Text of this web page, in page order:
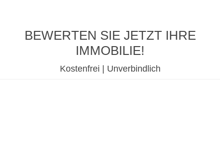
BEWERTEN SIE JETZT IHRE
IMMOBILIE!
Kostenfrei | Unverbindlich